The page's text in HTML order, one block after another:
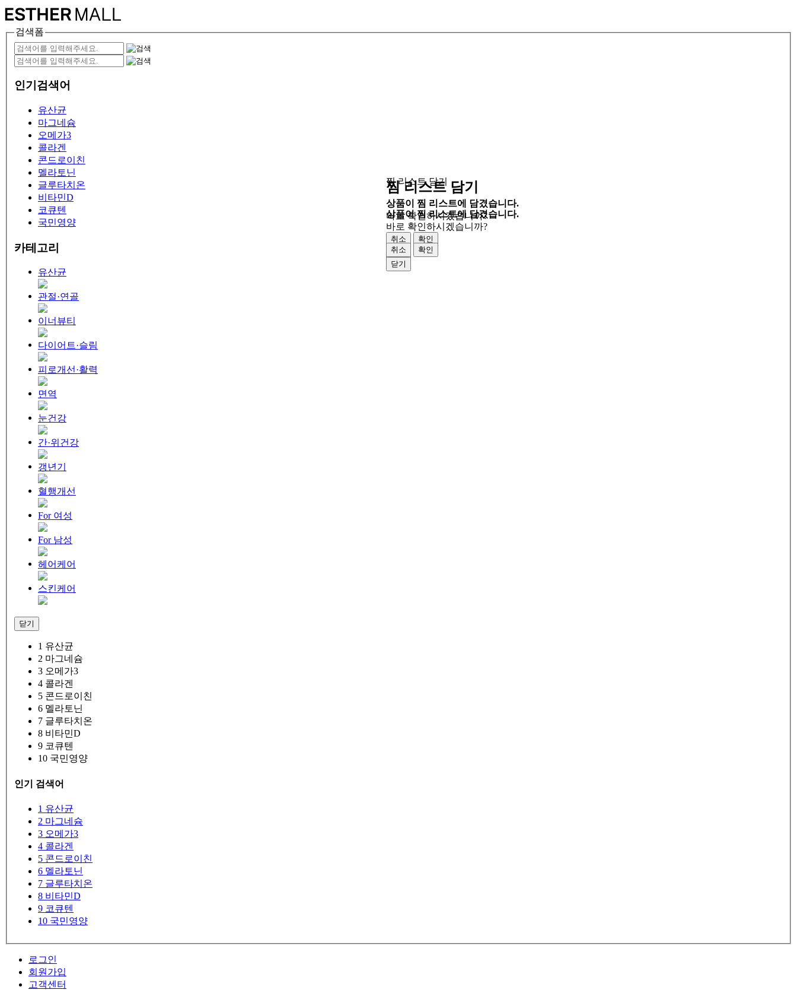
검색폼
인기검색어
유산균
마그네슘
오메가3
콜라겐
콘드로이친
멜라토닌
글루타치온
비타민D
코큐텐
국민영양
카테고리
유산균
관절·연골
이너뷰티
다이어트·슬림
피로개선·활력
면역
눈건강
간·위건강
갱년기
혈행개선
For 여성
For 남성
헤어케어
스킨케어
닫기
1 유산균
2 마그네슘
3 오메가3
4 콜라겐
5 콘드로이친
6 멜라토닌
7 글루타치온
8 비타민D
9 코큐텐
10 국민영양
인기 검색어
1 유산균
2 마그네슘
3 오메가3
4 콜라겐
5 콘드로이친
6 멜라토닌
7 글루타치온
8 비타민D
9 코큐텐
10 국민영양
로그인
회원가입
고객센터
찜 리스트 담기
상품이 찜 리스트에 담겼습니다.
바로 확인하시겠습니까?
취소
확인
닫기
찜 리스트 담기
상품이 찜 리스트에 담겼습니다.
바로 확인하시겠습니까?
취소
확인
닫기